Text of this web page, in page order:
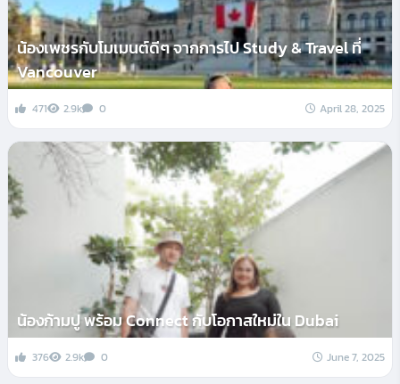
น้องเพชรกับโมเมนต์ดีๆ จากการไป Study & Travel ที่
Vancouver
471 2.9k 0 April 28, 2025
น้องก้ามปู พร้อม Connect กับโอกาสใหม่ใน Dubai
376 2.9k 0 June 7, 2025